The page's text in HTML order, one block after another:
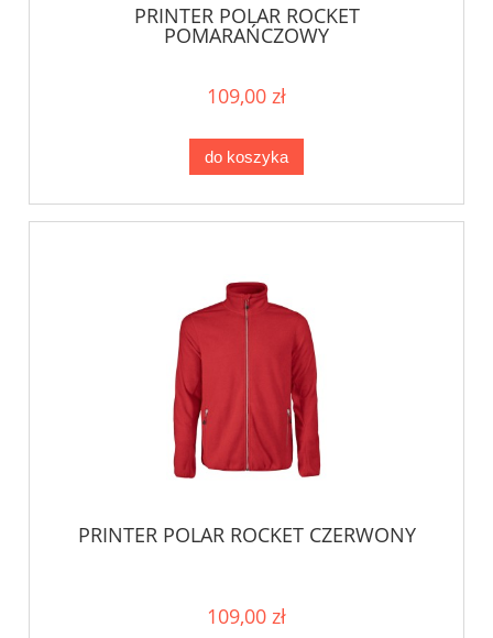
PRINTER POLAR ROCKET
POMARAŃCZOWY
109,00 zł
do koszyka
PRINTER POLAR ROCKET CZERWONY
109,00 zł